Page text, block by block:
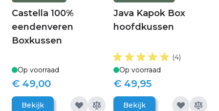
Castella 100%
eendenveren
Boxkussen
Op voorraad
€ 49,00
Bekijk
Java Kapok Box
hoofdkussen
(4)
Op voorraad
€ 49,95
Bekijk